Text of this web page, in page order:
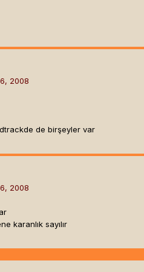
2008
de birşeyler var
2008
karanlık sayılır